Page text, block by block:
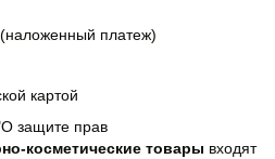
платеж)
картой
защите прав
косметические товары входят